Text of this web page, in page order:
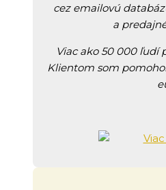
cez emailovú
a
Viac ako 50 000 ľudí
Klientom som